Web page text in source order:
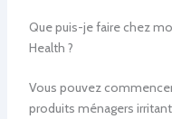
Que puis-je faire chez
Health ?
Vous pouvez
produits ménagers